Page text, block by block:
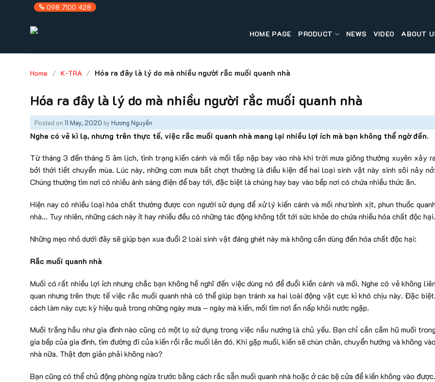
098 7100 428
HOME PAGE PRODUCT NEWS VIDEO ABOUT
Home / K-TRA / Hóa ra đây là lý do mà nhiều người rắc muối quanh nhà
Hóa ra đây là lý do mà nhiều người rắc muối quanh nhà
Posted on 11 May, 2020 byHương Nguyễn
Nghe có vẻ kì lạ, nhưng trên thực tế, việc rắc muối quanh nhà mang lại nhiều lợi ích mà bạn không thể ngờ đến.
Từ tháng 3 đến tháng 5 âm lịch, tình trạng kiến cánh và mối tấp nập bay vào nhà khi trời mưa giông thường xuyên xảy ra
bởi thời tiết chuyển mùa. Lúc này, những cơn mưa bất chợt thường là điều kiện để hai loại sinh vật này sinh sôi nảy nở.
Chúng thường tìm nơi có nhiều ánh sáng điện để bay tới, đặc biệt là chúng hay bay vào bếp nơi có chứa nhiều thức ăn.
Hiện nay có nhiều loại hóa chất thường được con người sử dụng để xử lý kiến cánh và mối như bình xịt, phun thuốc quanh
nhà… Tuy nhiên, những cách này ít hay nhiều đều có những tác động không tốt tới sức khỏe do chứa nhiều hóa chất độc hại.
Những mẹo nhỏ dưới đây sẽ giúp bạn xua đuổi 2 loài sinh vật đáng ghét này mà không cần dùng đến hóa chất độc hại:
Rắc muối quanh nhà
Muối có rất nhiều lợi ích nhưng chắc bạn không hề nghĩ đến việc dùng nó để đuổi kiến cánh và mối. Nghe có vẻ không liên
quan nhưng trên thực tế việc rắc muối quanh nhà có thể giúp bạn tránh xa hai loài động vật cực kì khó chịu này. Đặc biệt,
cách làm này cực kỳ hiệu quả trong những ngày mưa – ngày mà kiến, mối tìm nơi ẩn nấp khỏi nước ngập.
Muối trắng hầu như gia đình nào cũng có một lọ sử dụng trong việc nấu nướng là chủ yếu. Bạn chỉ cần cầm hũ muối trong
gia bếp của gia đình, tìm đường đi của kiến rồi rắc muối lên đó. Khi gặp muối, kiến sẽ chùn chân, chuyển hướng và không vào
nhà nữa. Thật đơn giản phải không nào?
Bạn cũng có thể chủ động phòng ngừa trước bằng cách rắc sẵn muối quanh nhà hoặc ở các bệ cửa để kiến không vào được.